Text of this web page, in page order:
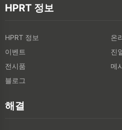
HPRT 정보
HPRT 정보
온
이벤트
진
전시품
메
블로그
해결